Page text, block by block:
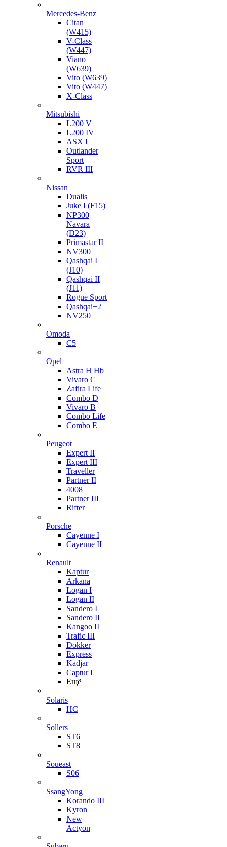
Mercedes-Benz
Citan
(W415)
V-Class
(W447)
Viano
(W639)
Vito (W639)
Vito (W447)
X-Class
Mitsubishi
L200 V
L200 IV
ASX I
Outlander
Sport
RVR III
Nissan
Dualis
Juke I (F15)
NP300
Navara
(D23)
Primastar II
NV300
Qashqai I
(J10)
Qashqai II
(J11)
Rogue Sport
Qashqai+2
NV250
Omoda
C5
Opel
Astra H Hb
Vivaro C
Zafira Life
Combo D
Vivaro B
Combo Life
Combo E
Peugeot
Expert II
Expert III
Traveller
Partner II
4008
Partner III
Rifter
Porsche
Cayenne I
Cayenne II
Renault
Kaptur
Arkana
Logan I
Logan II
Sandero I
Sandero II
Kangoo II
Trafic III
Dokker
Express
Kadjar
Captur I
Ещё
Solaris
HC
Sollers
ST6
ST8
Soueast
S06
SsangYong
Korando III
Kyron
New
Actyon